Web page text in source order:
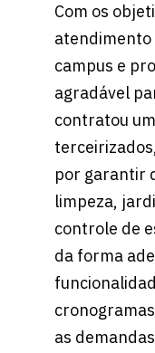
Com os
atendimento
campus e
agradável
contratou
por garantir
limpeza,
controle de
da forma
as